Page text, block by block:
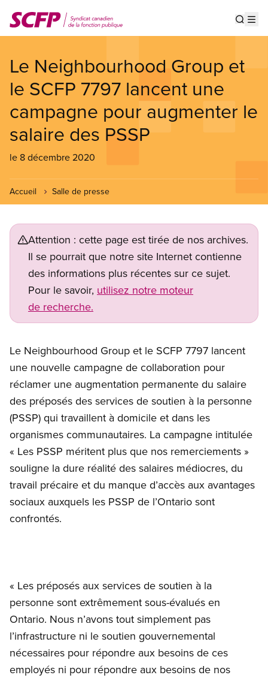
au
contenu
Le Neighbourhood Group et
le SCFP 7797 lancent une
campagne pour augmenter le
salaire des PSSP
le 8 décembre 2020
Accueil Salle de presse
Attention : cette page est tirée de nos archives.
Il se pourrait que notre site Internet contienne
des informations plus récentes sur ce sujet.
Pour le savoir, utilisez notre moteur
de recherche.
Le Neighbourhood Group et le SCFP 7797 lancent
une nouvelle campagne de collaboration pour
réclamer une augmentation permanente du salaire
des préposés des services de soutien à la personne
(PSSP) qui travaillent à domicile et dans les
organismes communautaires. La campagne intitulée
« Les PSSP méritent plus que nos remerciements »
souligne la dure réalité des salaires médiocres, du
travail précaire et du manque d’accès aux avantages
sociaux auxquels les PSSP de l’Ontario sont
confrontés.
« Les préposés aux services de soutien à la
personne sont extrêmement sous-évalués en
Ontario. Nous n’avons tout simplement pas
l’infrastructure ni le soutien gouvernemental
nécessaires pour répondre aux besoins de ces
employés ni pour répondre aux besoins de nos